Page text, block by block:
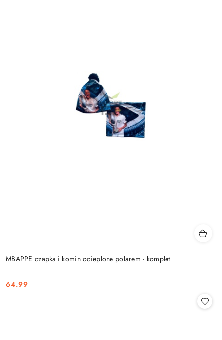
MBAPPE czapka i komin ocieplone polarem - komplet
Cena:
64.99